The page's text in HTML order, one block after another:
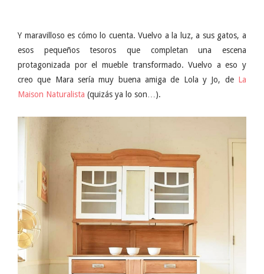
Y maravilloso es cómo lo cuenta. Vuelvo a la luz, a sus gatos, a
esos pequeños tesoros que completan una escena
protagonizada por el mueble transformado. Vuelvo a eso y
creo que Mara sería muy buena amiga de Lola y Jo, de La
Maison Naturalista (quizás ya lo son…).